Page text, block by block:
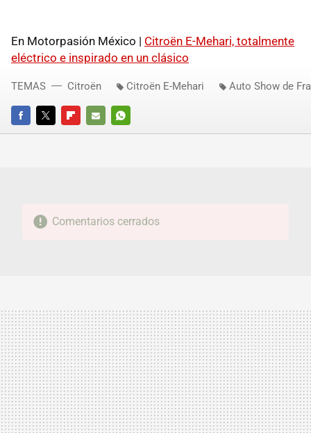
En Motorpasión México | Citroën E-Mehari, totalmente
eléctrico e inspirado en un clásico
FACEBOOKTWITTERFLIPBOARD
E-
WHATSAPP
TEMAS Citroën Citroën E-Mehari Auto Show de
Comentarios cerrados